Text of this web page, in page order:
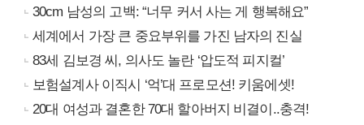
30cm 남성의 고백: “너무 커서 사는 게 행복해요”
세계에서 가장 큰 중요부위를 가진 남자의 진실
83세 김보경 씨, 의사도 놀란 ‘압도적 피지컬’
보험설계사 이직시 ‘억’대 프로모션! 키움에셋!
20대 여성과 결혼한 70대 할아버지 비결이..충격!